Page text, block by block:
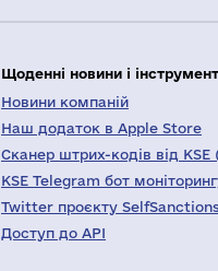
Щоденні новини і
Новини компаній
Наш додаток в Apple Store
Сканер штрих-кодів від KSE
KSE Telegram бот
Twitter проєкту
Доступ до API